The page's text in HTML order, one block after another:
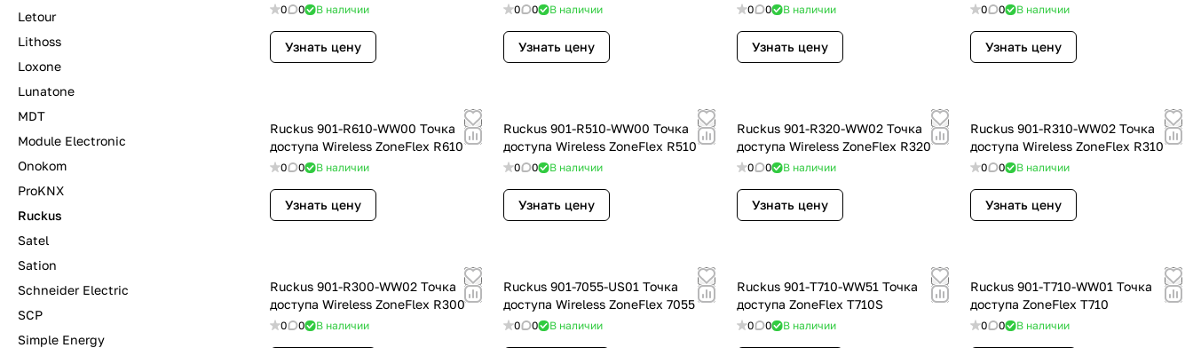
0 0 В наличии
Узнать цену
0 0 В наличии
Узнать цену
0 0 В наличии
Узнать цену
0 0 В наличии
Узнать цену
Ruckus 901-R610-WW00 Точка
доступа Wireless ZoneFlex R610
0 0 В наличии
Узнать цену
Ruckus 901-R510-WW00 Точка
доступа Wireless ZoneFlex R510
0 0 В наличии
Узнать цену
Ruckus 901-R320-WW02 Точка
доступа Wireless ZoneFlex R320
0 0 В наличии
Узнать цену
Ruckus 901-R310-WW02 Точка
доступа Wireless ZoneFlex R310
0 0 В наличии
Узнать цену
Ruckus 901-R300-WW02 Точка
доступа Wireless ZoneFlex R300
0 0 В наличии
Ruckus 901-7055-US01 Точка
доступа Wireless ZoneFlex 7055
0 0 В наличии
Ruckus 901-T710-WW51 Точка
доступа ZoneFlex T710S
0 0 В наличии
Ruckus 901-T710-WW01 Точка
доступа ZoneFlex T710
0 0 В наличии
Letour
Lithoss
Loxone
Lunatone
MDT
Module Electronic
Onokom
ProKNX
Ruckus
Satel
Sation
Schneider Electric
SCP
Simple Energy